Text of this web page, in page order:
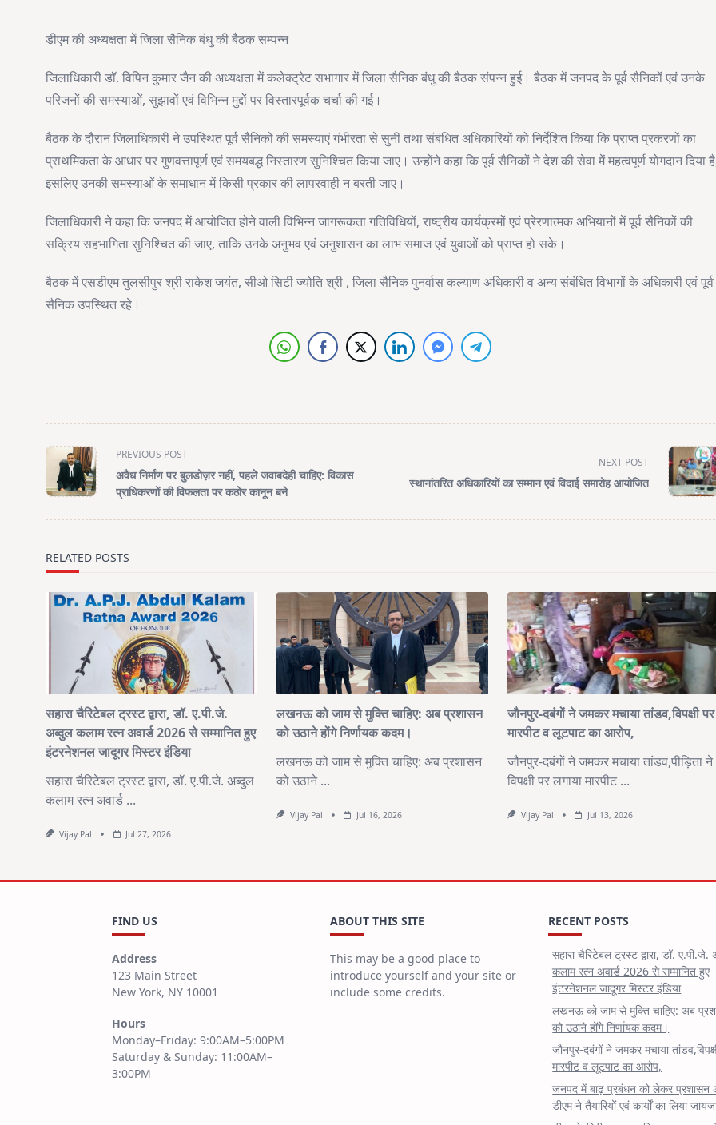
डीएम की अध्यक्षता में जिला सैनिक बंधु की बैठक सम्पन्न
जिलाधिकारी डॉ. विपिन कुमार जैन की अध्यक्षता में कलेक्ट्रेट सभागार में जिला सैनिक बंधु की बैठक संपन्न हुई। बैठक में जनपद के पूर्व सैनिकों एवं उनके
परिजनों की समस्याओं, सुझावों एवं विभिन्न मुद्दों पर विस्तारपूर्वक चर्चा की गई।
बैठक के दौरान जिलाधिकारी ने उपस्थित पूर्व सैनिकों की समस्याएं गंभीरता से सुनीं तथा संबंधित अधिकारियों को निर्देशित किया कि प्राप्त प्रकरणों का
प्राथमिकता के आधार पर गुणवत्तापूर्ण एवं समयबद्ध निस्तारण सुनिश्चित किया जाए। उन्होंने कहा कि पूर्व सैनिकों ने देश की सेवा में महत्वपूर्ण योगदान दिया
इसलिए उनकी समस्याओं के समाधान में किसी प्रकार की लापरवाही न बरती जाए।
जिलाधिकारी ने कहा कि जनपद में आयोजित होने वाली विभिन्न जागरूकता गतिविधियों, राष्ट्रीय कार्यक्रमों एवं प्रेरणात्मक अभियानों में पूर्व सैनिकों की
सक्रिय सहभागिता सुनिश्चित की जाए, ताकि उनके अनुभव एवं अनुशासन का लाभ समाज एवं युवाओं को प्राप्त हो सके।
बैठक में एसडीएम तुलसीपुर श्री राकेश जयंत, सीओ सिटी ज्योति श्री , जिला सैनिक पुनर्वास कल्याण अधिकारी व अन्य संबंधित विभागों के अधिकारी एवं पूर्व
सैनिक उपस्थित रहे।
<span
class="nav-
subtitle
PREVIOUS POST
अवैध निर्माण पर बुलडोज़र नहीं, पहले जवाबदेही चाहिए: विकास
प्राधिकरणों की विफलता पर कठोर कानून बने
NEXT POST
स्थानांतरित अधिकारियों का सम्मान एवं विदाई समारोह आयोजित
RELATED POSTS
सहारा चैरिटेबल ट्रस्ट द्वारा, डॉ. ए.पी.जे.
अब्दुल कलाम रत्न अवार्ड 2026 से सम्मानित हुए
इंटरनेशनल जादूगर मिस्टर इंडिया
सहारा चैरिटेबल ट्रस्ट द्वारा, डॉ. ए.पी.जे. अब्दुल
कलाम रत्न अवार्ड ...
Vijay Pal Jul 27, 2026
लखनऊ को जाम से मुक्ति चाहिए: अब प्रशासन
को उठाने होंगे निर्णायक कदम।
लखनऊ को जाम से मुक्ति चाहिए: अब प्रशासन
को उठाने ...
Vijay Pal Jul 16, 2026
जौनपुर-दबंगों ने जमकर मचाया तांडव,विपक्षी पर
मारपीट व लूटपाट का आरोप,
जौनपुर-दबंगों ने जमकर मचाया तांडव,पीड़िता ने
विपक्षी पर लगाया मारपीट ...
Vijay Pal Jul 13, 2026
FIND US
Address
123 Main Street
New York, NY 10001
Hours
Monday–Friday: 9:00AM–5:00PM
Saturday & Sunday: 11:00AM–
3:00PM
ABOUT THIS SITE
This may be a good place to
introduce yourself and your site or
include some credits.
RECENT POSTS
सहारा चैरिटेबल ट्रस्ट द्वारा, डॉ. ए.पी.जे.
कलाम रत्न अवार्ड 2026 से सम्मानित हुए
इंटरनेशनल जादूगर मिस्टर इंडिया
लखनऊ को जाम से मुक्ति चाहिए: अब
को उठाने होंगे निर्णायक कदम।
जौनपुर-दबंगों ने जमकर मचाया
मारपीट व लूटपाट का आरोप,
जनपद में बाढ़ प्रबंधन को लेकर प्रशासन
डीएम ने तैयारियों एवं कार्यों का लिया